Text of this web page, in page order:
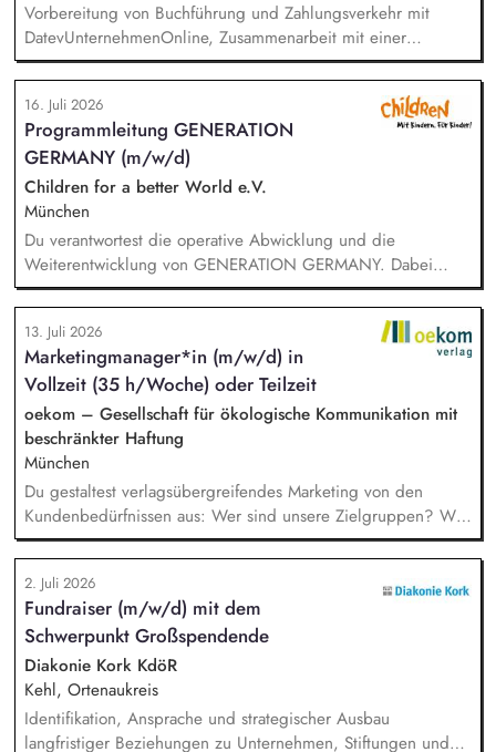
Vorbereitung von Buchführung und Zahlungsverkehr mit
DatevUnternehmenOnline, Zusammenarbeit mit einer
Steuerkanzlei, Zuarbeit Wirtschaftsprüfung bei der Erstellung
des Verwendungsnachweises und des Jahresabschlusses,
Unterstützung in der Projektadministration und -abrechnung,
Administrative Beratung von Kooperationspartner*innen,
Pflege von Personalstammdaten, Unterstützung der
Geschäftsführung, Einführung und Nutzung von digitalen
Anwendungen, Einhaltung und Überprüfung der DSGVO.
16. Juli 2026
Programmleitung GENERATION
GERMANY (m/w/d)
Children for a better World e.V.
München
Du verantwortest die operative Abwicklung und die
Weiterentwicklung von GENERATION GERMANY. Dabei
arbeitest Du im Team und auch eng mit unserem Vorstand
zusammen und übernimmst Verantwortung für die Strategie,
die Umsetzung und das Wachstum des Programms. Dazu
gehören insbesondere: Inhaltliche, strategische und
organisatorische Weiterentwicklung des Programms,
Konzeption, Planung und Durchführung unserer
Demokratieveranstaltungen, Moderation der Veranstaltungen
und Vorbereitung der Panelgäste.
13. Juli 2026
Marketingmanager*in (m/w/d) in
Vollzeit (35 h/Woche) oder Teilzeit
oekom – Gesellschaft für ökologische Kommunikation mit
beschränkter Haftung
München
Du gestaltest verlagsübergreifendes Marketing von den
Kundenbedürfnissen aus: Wer sind unsere Zielgruppen? Was
bewegt sie? Wo erreichen wir sie? Du gehst in Verbindung
mit unseren Kund*innen und entwickelst daraus
Marketingstrategien, konkrete Maßnahmen und neue Formate.
Du misst, was funktioniert, und ziehst daraus selbstständig
Konsequenzen. Du verantwortest das operative Marketing für
unsere Publikumszeitschriften BIO, Slow Food Magazin und
Natürlich Gärtnern: Newsletter, Social Media, Website,
Kooperationen – in enger Abstimmung mit Vertrieb und
Anzeigenverkauf.
2. Juli 2026
Fundraiser (m/w/d) mit dem
Schwerpunkt Großspendende
Diakonie Kork KdöR
Kehl, Ortenaukreis
Identifikation, Ansprache und strategischer Ausbau
langfristiger Beziehungen zu Unternehmen, Stiftungen und